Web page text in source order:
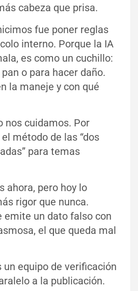
cabeza que prisa.
fue poner reglas
interno. Porque la IA
es como un cuchillo:
o para hacer daño.
la maneje y con qué
nos cuidamos. Por
método de las “dos
para temas
ahora, pero hoy lo
rigor que nunca.
emite un dato falso con
el que queda mal
equipo de verificación
a la publicación.